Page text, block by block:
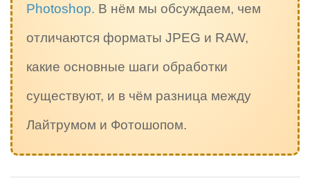
Photoshop. В нём мы обсуждаем, чем
отличаются форматы JPEG и RAW,
какие основные шаги обработки
существуют, и в чём разница между
Лайтрумом и Фотошопом.